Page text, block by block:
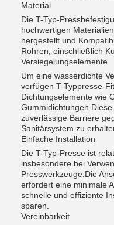
Material
Die T-Typ-
hochwertigen
hergestellt.und
Rohren, einschließlich
Versiegelungselemente
Um eine wasserdichte
verfügen T-Typpresse-
Dichtungselemente wie
zuverlässige Barriere
Sanitärsystem zu
Einfache Installation
Die T-Typ-Presse ist
insbesondere bei
Presswerkzeuge.Die
erfordert eine minimale
schnelle und effiziente
sparen.
Vereinbarkeit